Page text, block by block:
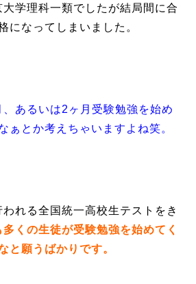
学理科一類でしたが結局間に合
になってしまいました。
あるいは2ヶ月受験勉強を始め
ぁとか考えちゃいますよね笑。
れる全国統一高校生テストをき
多くの生徒が受験勉強を始めてく
と願うばかりです。